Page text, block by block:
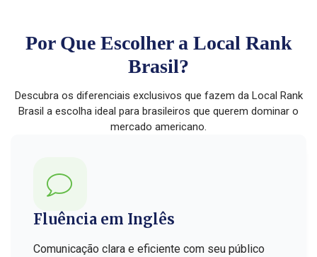
Por Que Escolher a Local Rank
Brasil?
Descubra os diferenciais exclusivos que fazem da Local Rank
Brasil a escolha ideal para brasileiros que querem dominar o
mercado americano.
Fluência em Inglês
Comunicação clara e eficiente com seu público